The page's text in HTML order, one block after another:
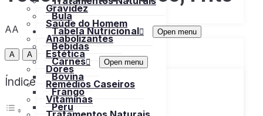
Bula
Tabela Nutricional
Open menu
Bebidas
Carnes
Open menu
Bovina
Frango
Peru
Gravidez
Saúde do Homem
Anabolizantes
Estética
Dores
Remédios Caseiros
Vitaminas
AA
A A
Índice